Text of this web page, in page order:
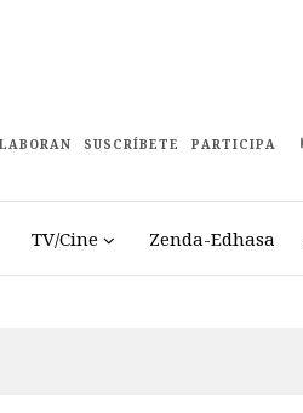
SUSCRÍBETE PARTICIPA
TV/Cine Zenda-Edhasa